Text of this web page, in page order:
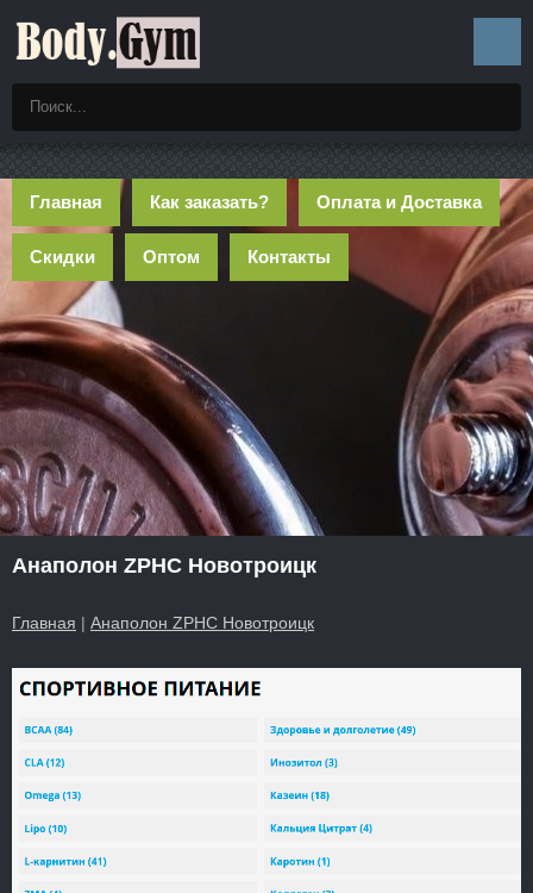
Главная Как заказать? Оплата и Доставка
Скидки Оптом Контакты
Анаполон ZPHC Новотроицк
Главная | Анаполон ZPHC Новотроицк